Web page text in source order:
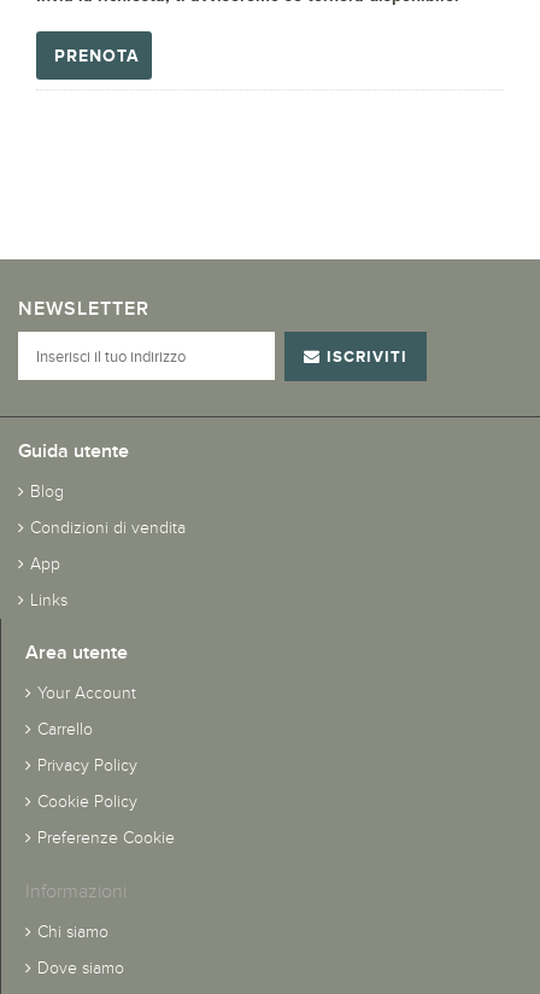
PRENOTA
NEWSLETTER
ISCRIVITI
Guida utente
Blog
Condizioni di vendita
App
Links
Area utente
Your Account
Carrello
Privacy Policy
Cookie Policy
Preferenze Cookie
Informazioni
Chi siamo
Dove siamo